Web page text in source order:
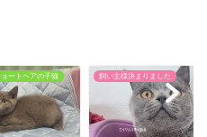
ートヘアの子猫 飼い主様決まりました